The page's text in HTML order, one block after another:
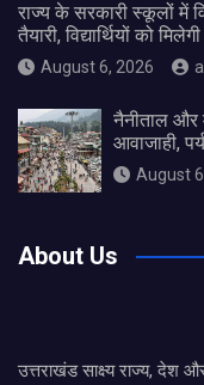
राज्य के सरकारी स्कूलों में
तैयारी, विद्यार्थियों को
August 6, 2026
नैनीताल और
आवाजाही,
August
About Us
उत्तराखंड साक्ष्य राज्य, देश